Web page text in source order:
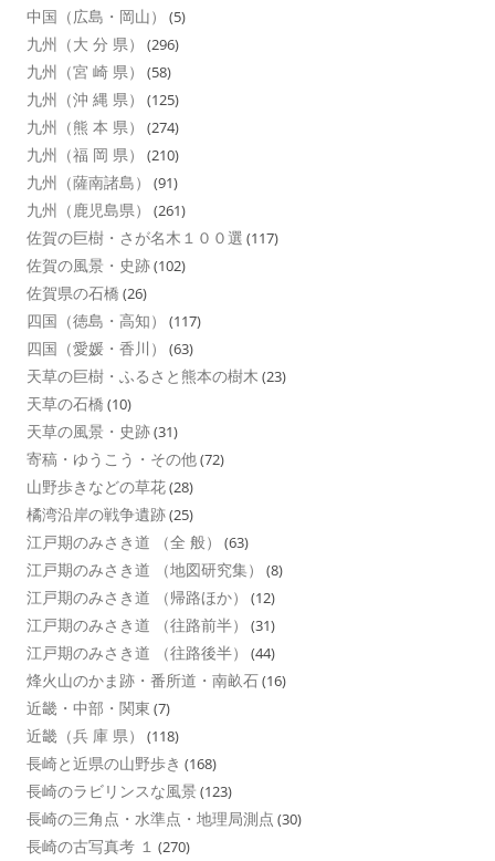
中国（広島・岡山） (5)
九州（大 分 県） (296)
九州（宮 崎 県） (58)
九州（沖 縄 県） (125)
九州（熊 本 県） (274)
九州（福 岡 県） (210)
九州（薩南諸島） (91)
九州（鹿児島県） (261)
佐賀の巨樹・さが名木１００選 (117)
佐賀の風景・史跡(102)
佐賀県の石橋 (26)
四国（徳島・高知） (117)
四国（愛媛・香川） (63)
天草の巨樹・ふるさと熊本の樹木 (23)
天草の石橋 (10)
天草の風景・史跡(31)
寄稿・ゆうこう・その他(72)
山野歩きなどの草花(28)
橘湾沿岸の戦争遺跡(25)
江戸期のみさき道 （全 般） (63)
江戸期のみさき道 （地図研究集） (8)
江戸期のみさき道 （帰路ほか） (12)
江戸期のみさき道 （往路前半） (31)
江戸期のみさき道 （往路後半） (44)
烽火山のかま跡・番所道・南畝石(16)
近畿・中部・関東 (7)
近畿（兵 庫 県） (118)
長崎と近県の山野歩き (168)
長崎のラビリンスな風景 (123)
長崎の三角点・水準点・地理局測点 (30)
長崎の古写真考 １ (270)